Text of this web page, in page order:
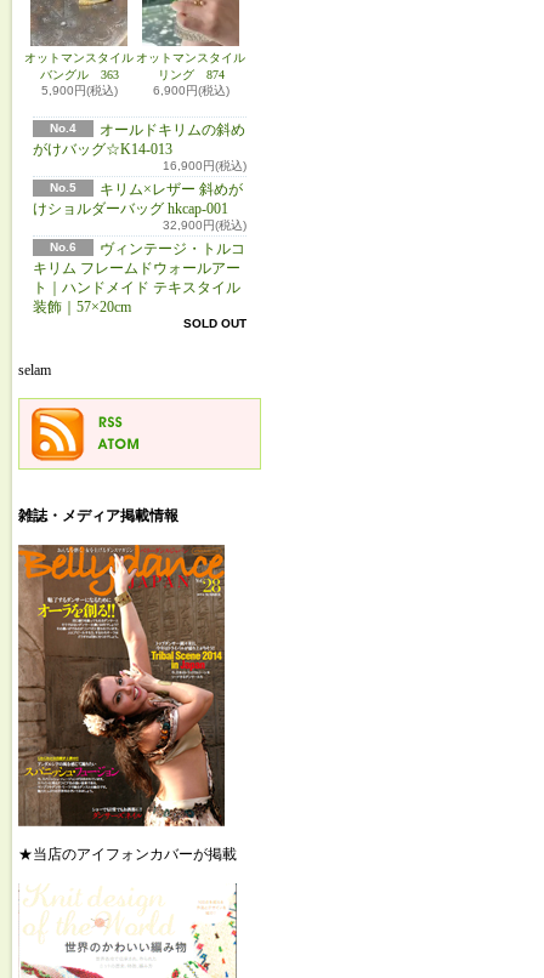
オットマンスタイル
バングル 363
5,900円(税込)
オットマンスタイル
リング 874
6,900円(税込)
No.4
オールドキリムの斜め
がけバッグ☆K14-013
16,900円(税込)
No.5
キリム×レザー 斜めが
けショルダーバッグ hkcap-001
32,900円(税込)
No.6
ヴィンテージ・トルコ
キリム フレームドウォールアー
ト｜ハンドメイド テキスタイル
装飾｜57×20cm
SOLD OUT
selam
雑誌・メディア掲載情報
★当店のアイフォンカバーが掲載